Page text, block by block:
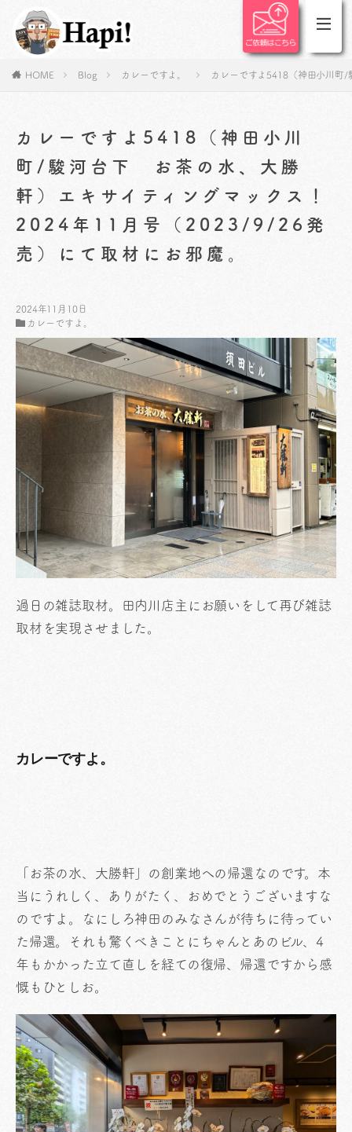
HOME Blog カレーですよ。 カレーですよ5418（神田小川
カレーですよ5418（神田小川
町/駿河台下 お茶の水、大勝
軒）エキサイティングマックス！
2024年11月号（2023/9/26発
売）にて取材にお邪魔。
2024年11月10日
カレーですよ。
過日の雑誌取材。田内川店主にお願いをして再び雑誌
取材を実現させました。
カレーですよ。
「お茶の水、大勝軒」の創業地への帰還なのです。本
当にうれしく、ありがたく、おめでとうございますな
のですよ。なにしろ神田のみなさんが待ちに待ってい
た帰還。それも驚くべきことにちゃんとあのビル、4
年もかかった立て直しを経ての復帰、帰還ですから感
慨もひとしお。